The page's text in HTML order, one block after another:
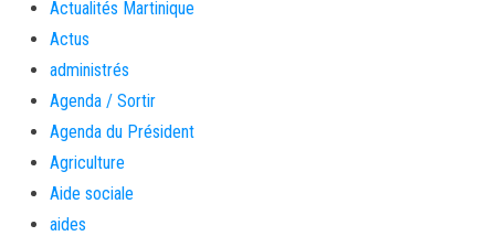
Actualités Martinique
Actus
administrés
Agenda / Sortir
Agenda du Président
Agriculture
Aide sociale
aides